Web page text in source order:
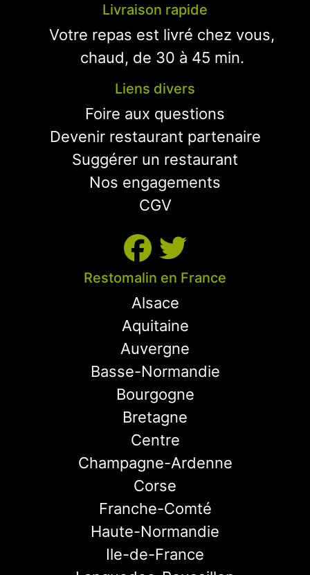
Livraison rapide
Votre repas est livré chez vous,
chaud, de 30 à 45 min.
Liens divers
Foire aux questions
Devenir restaurant partenaire
Suggérer un restaurant
Nos engagements
CGV
Restomalin en France
Alsace
Aquitaine
Auvergne
Basse-Normandie
Bourgogne
Bretagne
Centre
Champagne-Ardenne
Corse
Franche-Comté
Haute-Normandie
Ile-de-France